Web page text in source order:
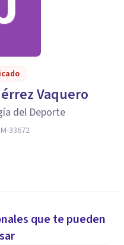
Vaquero
del Deporte
M-33672
que te pueden